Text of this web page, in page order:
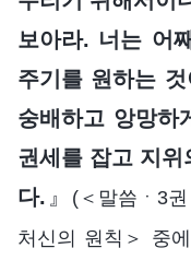
보아라. 너는 어
주기를 원하는
숭배하고 앙망하
권세를 잡고 지
다. 』 (＜말씀ㆍ3
처신의 원칙＞ 중